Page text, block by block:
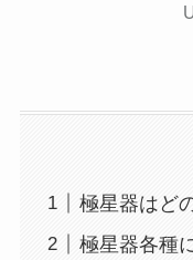
極星器はど
極星器各種